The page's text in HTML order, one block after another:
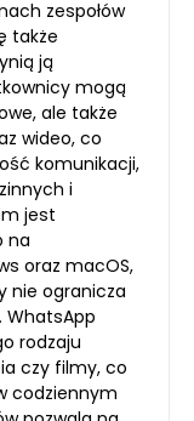
zespołów
także
ją
mogą
ale także
wideo, co
komunikacji,
i
jest
na
oraz macOS,
nie ogranicza
WhatsApp
rodzaju
czy filmy, co
codziennym